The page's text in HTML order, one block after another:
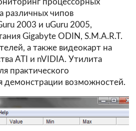
процессорных
различных чипов
2003 и uGuru 2005,
Gigabyte ODIN, S.M.A.R.T.
а также видеокарт на
ATI и nVIDIA. Утилита
практического
демонстрации возможностей.